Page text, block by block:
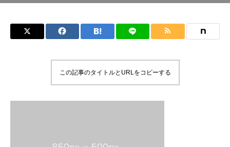
この記事のタイトルとURLをコピーする